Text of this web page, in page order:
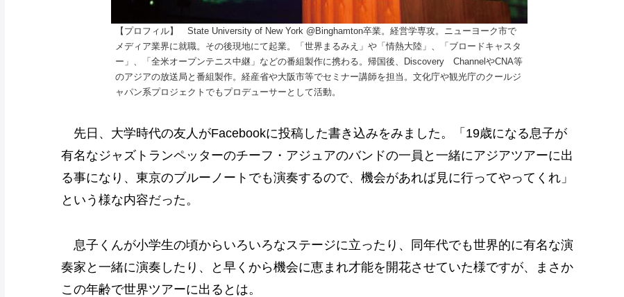
【プロフィル】 State University of New York @Binghamton卒業。経営学専攻。ニューヨーク市で
メディア業界に就職。その後現地にて起業。「世界まるみえ」や「情熱大陸」、「ブロードキャスタ
ー」、「全米オープンテニス中継」などの番組製作に携わる。帰国後、Discovery ChannelやCNA等
のアジアの放送局と番組製作。経産省や大阪市等でセミナー講師を担当。文化庁や観光庁のクールジ
ャパン系プロジェクトでもプロデューサーとして活動。
先日、大学時代の友人がFacebookに投稿した書き込みをみました。「19歳になる息子が
有名なジャズトランペッターのチーフ・アジュアのバンドの一員と一緒にアジアツアーに出
る事になり、東京のブルーノートでも演奏するので、機会があれば見に行ってやってくれ」
という様な内容だった。
息子くんが小学生の頃からいろいろなステージに立ったり、同年代でも世界的に有名な演
奏家と一緒に演奏したり、と早くから機会に恵まれ才能を開花させていた様ですが、まさか
この年齢で世界ツアーに出るとは。